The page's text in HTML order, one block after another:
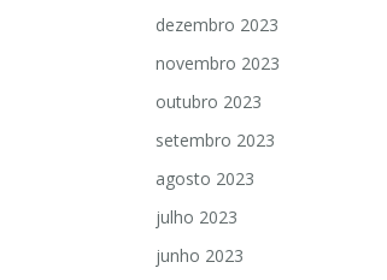
dezembro 2023
novembro 2023
outubro 2023
setembro 2023
agosto 2023
julho 2023
junho 2023